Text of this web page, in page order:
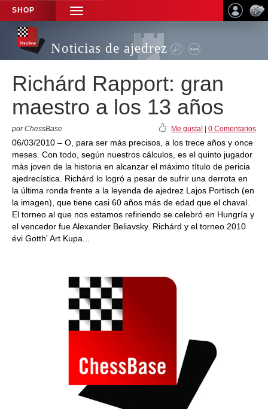
SHOP
TOGGLE
NAVIGATION
Noticias de ajedrez
Richárd Rapport: gran
maestro a los 13 años
por ChessBase Me gusta! 0 Comentarios
06/03/2010 – O, para ser más precisos, a los trece años y once
meses. Con todo, según nuestros cálculos, es el quinto jugador
más joven de la historia en alcanzar el máximo título de pericia
ajedrecística. Richárd lo logró a pesar de sufrir una derrota en
la última ronda frente a la leyenda de ajedrez Lajos Portisch (en
la imagen), que tiene casi 60 años más de edad que el chaval.
El torneo al que nos estamos refiriendo se celebró en Hungría y
el vencedor fue Alexander Beliavsky. Richárd y el torneo 2010
évi Gotth' Art Kupa...